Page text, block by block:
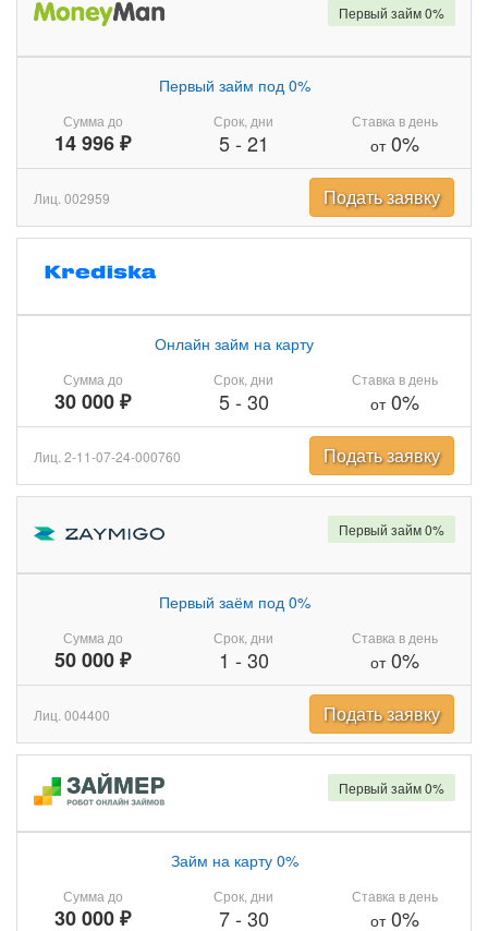
Сумма до
14 996 ₽
Первый займ под 0%
Срок, дни
5- 21
Ставка в день
от0%
Первый займ 0%
Лиц. 002959 Подать заявку
Сумма до
30 000 ₽
Онлайн займ на карту
Срок, дни
5- 30
Ставка в день
от0%
Лиц. 2-11-07-24-000760 Подать заявку
Сумма до
50 000 ₽
Первый заём под 0%
Срок, дни
1 - 30
Ставка в день
от0%
Первый займ 0%
Лиц. 004400 Подать заявку
Сумма до
30 000 ₽
Займ на карту 0%
Срок, дни
7- 30
Ставка в день
от0%
Первый займ 0%